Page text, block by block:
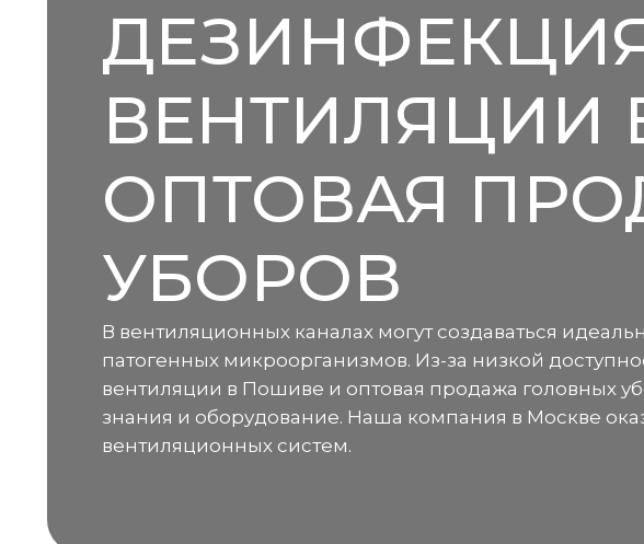
ВЕНТИЛЯЦИИ
ОПТОВАЯ
УБОРОВ
В вентиляционных каналах могут создаваться
патогенных микроорганизмов. Из-за низкой
вентиляции в Пошиве и оптовая продажа головных
знания и оборудование. Наша компания в Москве
вентиляционных систем.